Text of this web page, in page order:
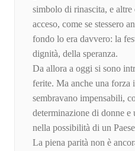
simbolo di rinascita, e altre
acceso, come se stessero
fondo lo era davvero: la
dignità, della speranza.
Da allora a oggi si sono
ferite. Ma anche una forza
sembravano impensabili,
determinazione di donne
nella possibilità di un
La piena parità non è